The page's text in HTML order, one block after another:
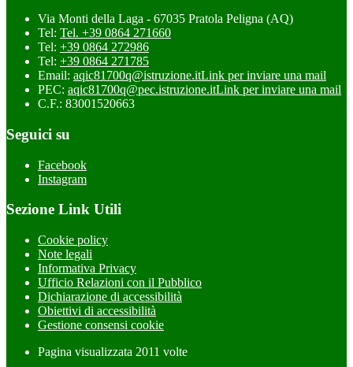
Via Monti della Laga - 67035 Pratola Peligna (AQ)
Tel: Tel. +39 0864 271660
Tel: +39 0864 272986
Tel: +39 0864 271785
Email: aqic81700q@istruzione.itLink per inviare una mail
PEC: aqic81700q@pec.istruzione.itLink per inviare una mail
C.F.: 83001520663
Seguici su
Facebook
Instagram
Sezione Link Utili
Cookie policy
Note legali
Informativa Privacy
Ufficio Relazioni con il Pubblico
Dichiarazione di accessibilità
Obiettivi di accessibilità
Gestione consensi cookie
Pagina visualizzata 2011 volte